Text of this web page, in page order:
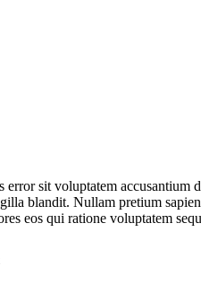
error sit voluptatem
blandit. Nullam pretium
eos qui ratione voluptatem